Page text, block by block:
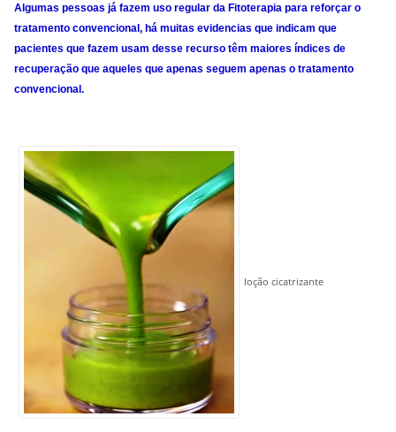
Algumas pessoas já fazem uso regular da Fitoterapia para reforçar o
tratamento convencional, há muitas evidencias que indicam que
pacientes que fazem usam desse recurso têm maiores índices de
recuperação que aqueles que apenas seguem apenas o tratamento
convencional.
loção cicatrizante